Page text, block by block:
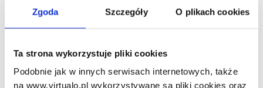
Zgoda Szczegóły O plikach cookies
Ta strona wykorzystuje pliki cookies
Podobnie jak w innych serwisach internetowych, także
na www.virtualo.pl wykorzystywane są pliki cookies oraz
Na stronie